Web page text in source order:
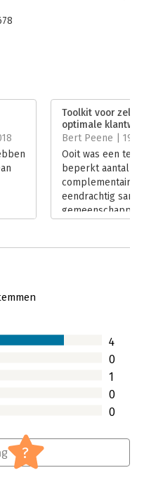
populaire concepten
meer is dan de som der
bouwen aan de wendbare
Maas, Change manager
Toolkit voor
optimale
Bert Peene | 19
Ooit was een
beperkt aantal
complementaire
eendrachtig
team: van
Lees verder
4
0
1
0
0
?